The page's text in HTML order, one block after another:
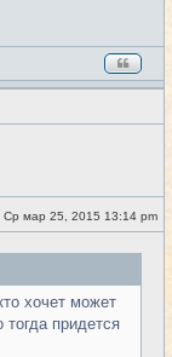
#12
С
о
е
н
е
Ср мар 25, 2015 13:14 pm
хочет может
тогда придется